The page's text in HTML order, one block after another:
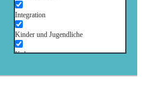
Integration
Kinder und Jugendliche
Kultur
Mobilität